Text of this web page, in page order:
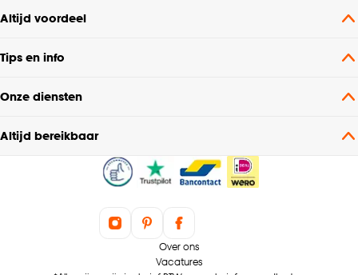
Altijd voordeel
Tips en info
Onze diensten
Altijd bereikbaar
Over ons
Vacatures